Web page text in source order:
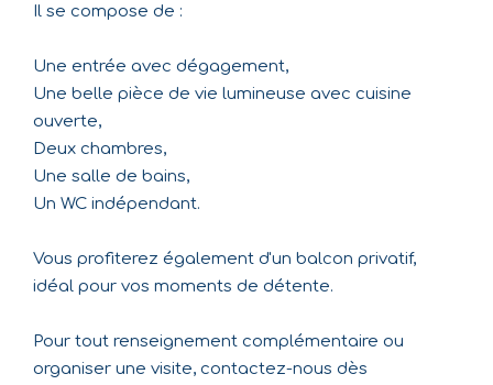
Il se compose de :
Une entrée avec dégagement,
Une belle pièce de vie lumineuse avec cuisine
ouverte,
Deux chambres,
Une salle de bains,
Un WC indépendant.
Vous profiterez également d'un balcon privatif,
idéal pour vos moments de détente.
Pour tout renseignement complémentaire ou
organiser une visite, contactez-nous dès